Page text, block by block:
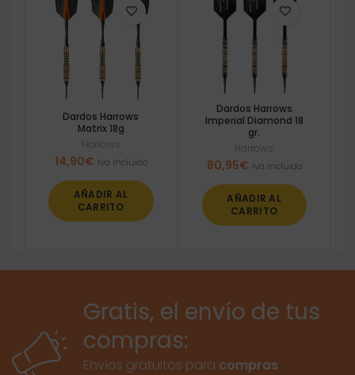
Dardos Harrows
Matrix 18g
Harrows
14,90€ Iva incluido
AÑADIR AL
CARRITO
Dardos Harrows
Imperial Diamond 18
gr.
Harrows
80,95€ Iva incluido
AÑADIR AL
CARRITO
Gratis, el envío de tus
compras:
Envíos gratuitos para compras